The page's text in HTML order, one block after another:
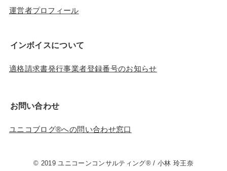
運営者プロフィール
インボイスについて
適格請求書発行事業者登録番号のお知らせ
お問い合わせ
ユニコブログ®︎への問い合わせ窓口
© 2019 ユニコーンコンサルティング® / 小林 玲王奈